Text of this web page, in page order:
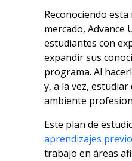
Reconociendo esta
mercado, Advance
estudiantes con
expandir sus
programa. Al
y, a la vez,
ambiente
Este plan de
aprendizajes
trabajo en áreas